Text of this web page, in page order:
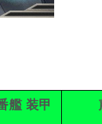
艦 装甲